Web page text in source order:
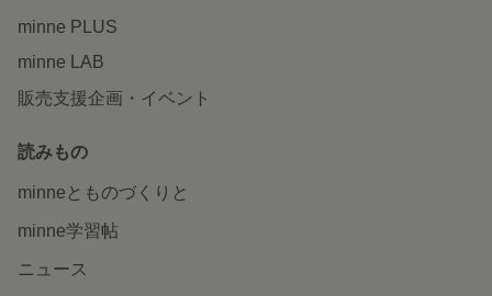
minne PLUS
minne LAB
販売支援企画・イベント
読みもの
minneとものづくりと
minne学習帖
ニュース